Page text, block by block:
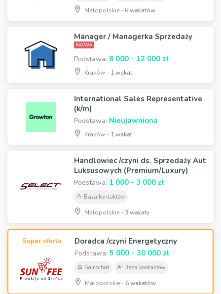
Małopolskie - 6 wakatów
Manager / Managerka Sprzedaży
NOWA
Podstawa: 8 000 - 12 000 zł
Kraków - 1 wakat
International Sales Representative
(k/m)
Podstawa: Nieujawniona
Kraków - 1 wakat
Handlowiec /czyni ds. Sprzedaży Aut
Luksusowych (Premium/Luxury)
Podstawa: 1 000 - 3 000 zł
Baza kontaktów
Małopolskie -3 wakaty
Super oferta Doradca /czyni Energetyczny
Podstawa: 5 000 - 30 000 zł
Samochód Baza kontaktów
Małopolskie - 6 wakatów